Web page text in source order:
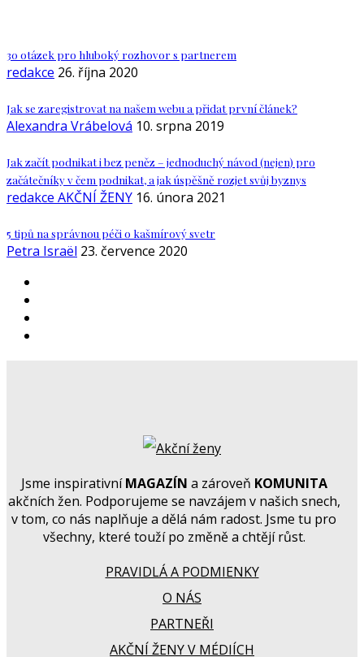
30 otázek pro hluboký rozhovor s partnerem
redakce 26. října 2020
Jak se zaregistrovat na našem webu a přidat první článek?
Alexandra Vrábelová 10. srpna 2019
Jak začít podnikat i bez peněz – jednoduchý návod (nejen) pro
začátečníky v čem podnikat, a jak úspěšně rozjet svůj byznys
redakce AKČNÍ ŽENY 16. února 2021
5 tipů na správnou péči o kašmírový svetr
Petra Israël 23. července 2020
Jsme inspirativníMAGAZÍN a zároveň KOMUNITA
akčních žen. Podporujeme se navzájem v našich snech,
v tom, co nás naplňuje a dělá nám radost. Jsme tu pro
všechny, které touží po změně a chtějí růst.
PRAVIDLÁ A PODMIENKY
O NÁS
PARTNEŘI
AKČNÍ ŽENY V MÉDIÍCH